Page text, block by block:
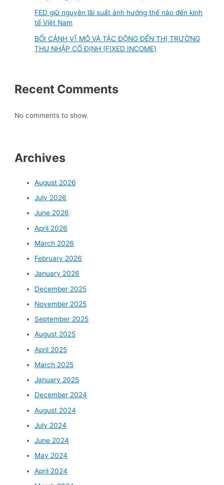
FED giữ nguyên lãi suất ảnh hưởng thế nào đến kinh
tế Việt Nam
BỐI CẢNH VĨ MÔ VÀ TÁC ĐỘNG ĐẾN THỊ TRƯỜNG
THU NHẬP CỐ ĐỊNH (FIXED INCOME)
Recent Comments
No comments to show.
Archives
August 2026
July 2026
June 2026
April 2026
March 2026
February 2026
January 2026
December 2025
November 2025
September 2025
August 2025
April 2025
March 2025
January 2025
December 2024
August 2024
July 2024
June 2024
May 2024
April 2024